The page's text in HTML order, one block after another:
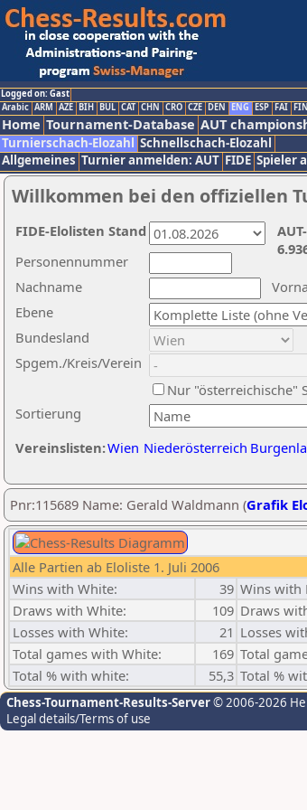
Logged on: Gast
Arabic ARM AZE BIH BUL CAT CHN CRO CZE DEN ENG ESP FAI FIN
Home Tournament-Database AUT
Turnierschach-Elozahl Schnellschach-Elozahl
Allgemeines Turnier anmelden: AUT FIDE Spieler
Willkommen bei den offiziellen
Nachname
Ebene
Sortierung
Personennummer
Bundesland
Spgem./Kreis/Verein
Nur "österreichische"
Vereinslisten:Wien Niederösterreich
FIDE-Elolisten Stand
Pnr:115689 Name: Gerald Waldmann (Grafik
Alle Partien ab Eloliste 1. Juli 2006
Wins with White:
39 Wins with
Draws with White:
109 Draws
Losses with White:
21 Losses
Total games with White:
169 Total
Total % with white:
55,3 Total %
Chess-Tournament-Results-Server© 2006-2026
Legal details/Terms of use